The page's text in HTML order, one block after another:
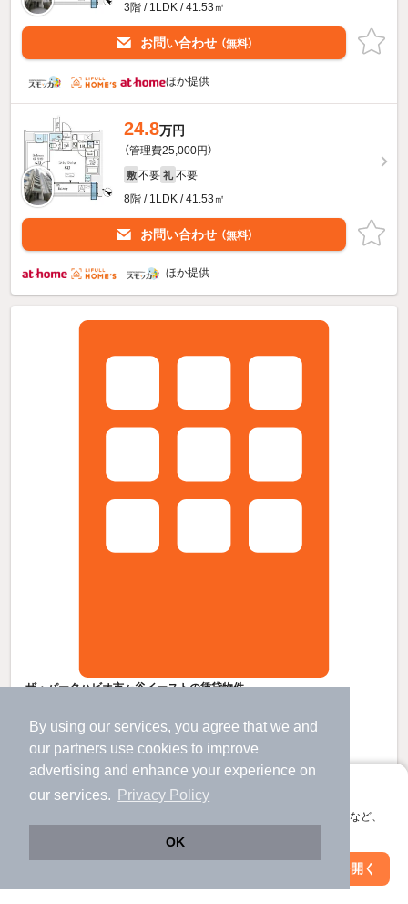
By using our services, you agree that we and
our partners use cookies to improve
advertising and enhance your experience on
our services.
Privacy Policy
OK
アプリに切り替えて、サクサクお部屋探し
会員登録なしですぐ使える。マップ検索やお気に入り保存など、
アプリを開く
3階 / 1LDK / 41.53㎡
お問い合わせ （無料）
ほか提供
24.8万円
（管理費25,000円）
敷 不要 礼 不要
8階 / 1LDK / 41.53㎡
お問い合わせ （無料）
ほか提供
ザ・パークハビオ市ヶ谷イーストの賃貸物件
市ケ谷駅 歩 1分 （総武中央線など）
市ヶ谷駅 歩
分 （都営新宿線）
ほか3駅（徒歩20分圏内）
東京都新宿区市谷田町２丁目
13階建 / 2年2ヶ月 / RC
28.6万円
絞り込み条件を変更